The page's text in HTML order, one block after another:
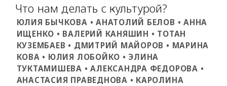
Что нам делать с культурой?
ЮЛИЯ БЫЧКОВА • АНАТОЛИЙ БЕЛОВ • АННА
ИЩЕНКО • ВАЛЕРИЙ КАНЯШИН • ТОТАН
КУЗЕМБАЕВ • ДМИТРИЙ МАЙОРОВ • МАРИНА
КОВА • ЮЛИЯ ЛОБОЙКО • ЭЛИНА
ТУКТАМИШЕВА • АЛЕКСАНДРА ФЕДОРОВА •
АНАСТАСИЯ ПРАВЕДНОВА • КАРОЛИНА